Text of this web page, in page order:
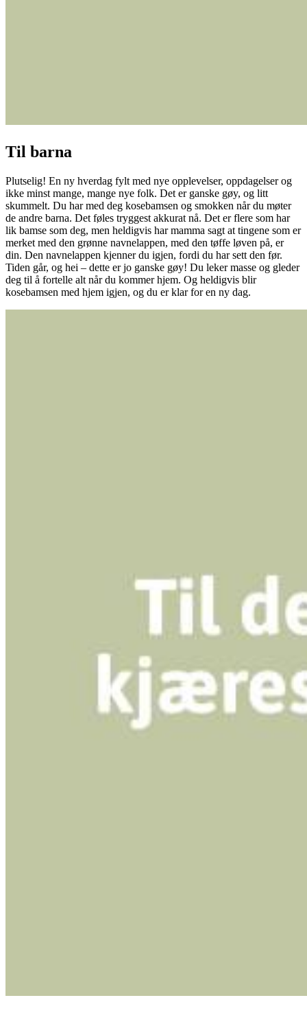
Til barna
Plutselig! En ny hverdag fylt med nye opplevelser, oppdagelser og
ikke minst mange, mange nye folk. Det er ganske gøy, og litt
skummelt. Du har med deg kosebamsen og smokken når du møter
de andre barna. Det føles tryggest akkurat nå. Det er flere som har
lik bamse som deg, men heldigvis har mamma sagt at tingene som er
merket med den grønne navnelappen, med den tøffe løven på, er
din. Den navnelappen kjenner du igjen, fordi du har sett den før.
Tiden går, og hei – dette er jo ganske gøy! Du leker masse og gleder
deg til å fortelle alt når du kommer hjem. Og heldigvis blir
kosebamsen med hjem igjen, og du er klar for en ny dag.